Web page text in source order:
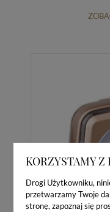
KORZYSTAMY
Drogi Użytkowniku,
przetwarzamy Twoje
stronę, zapoznaj się